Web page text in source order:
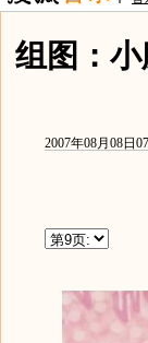
组图：
2007年08月08日